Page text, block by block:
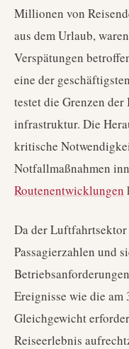
Millionen von
aus dem Urlaub,
Verspätungen
eine der
testet die Grenzen
infrastruktur. Die
kritische
Notfallmaßnahmen
Routenentwicklungen
Da der
Passagierzahlen und
Ereignisse wie die am
Gleichgewicht
Reiseerlebnis